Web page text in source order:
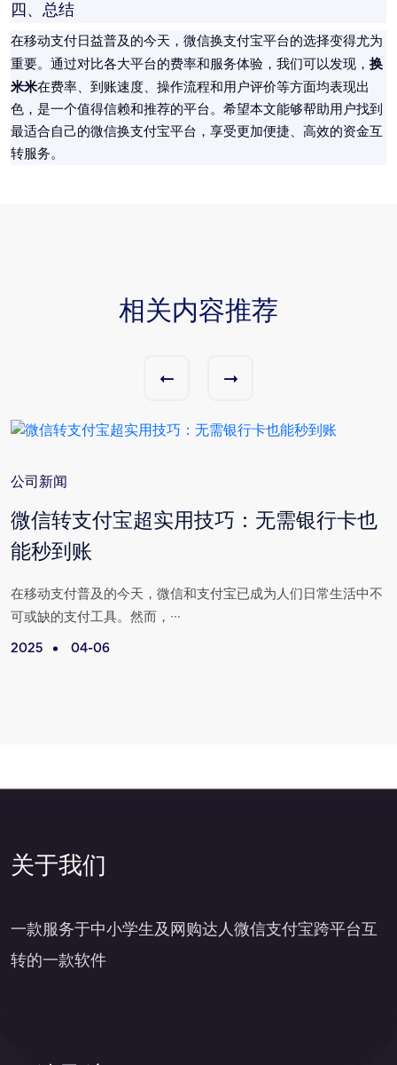
四、总结
在移动支付日益普及的今天，微信换支付宝平台的选择变得尤为
重要。通过对比各大平台的费率和服务体验，我们可以发现， 换
米米在费率、到账速度、操作流程和用户评价等方面均表现出
色，是一个值得信赖和推荐的平台。希望本文能够帮助用户找到
最适合自己的微信换支付宝平台，享受更加便捷、高效的资金互
转服务。
相关内容推荐
公司新闻
微信转支付宝超实用技巧：无需银行卡也
能秒到账
在移动支付普及的今天，微信和支付宝已成为人们日常生活中不
可或缺的支付工具。然而，···
2025 04-06
关于我们
一款服务于中小学生及网购达人微信支付宝跨平台互
转的一款软件